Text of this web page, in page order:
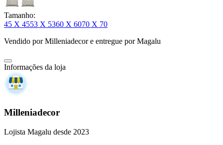
Tamanho:
45 X 4553 X 5360 X 6070 X 70
Vendido porMilleniadecore entregue por Magalu
Informações da loja
Milleniadecor
Lojista Magalu desde 2023